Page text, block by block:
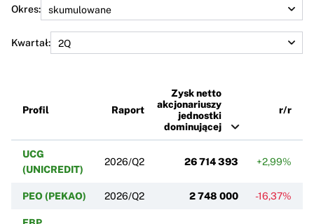
Okres:
Kwartał:
Profil Raport
Zysk netto
akcjonariuszy
jednostki
dominującej
r/r
UCG
(UNICREDIT)
2026/Q2 26 714 393 +2,99%
PEO (PEKAO) 2026/Q2 2 748 000 -16,37%